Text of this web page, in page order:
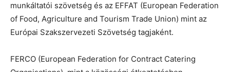
munkáltatói szövetség és az EFFAT (European Federation
of Food, Agriculture and Tourism Trade Union) mint az
Európai Szakszervezeti Szövetség tagjaként.
FERCO (European Federation for Contract Catering